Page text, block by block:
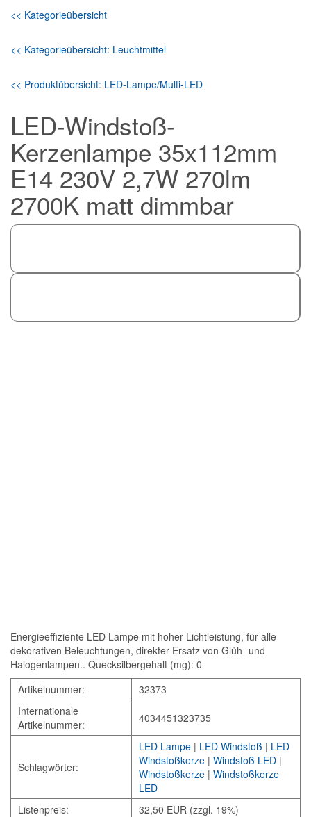
<< Kategorieübersicht
<< Kategorieübersicht: Leuchtmittel
<< Produktübersicht: LED-Lampe/Multi-LED
LED-Windstoß-
Kerzenlampe 35x112mm
E14 230V 2,7W 270lm
2700K matt dimmbar
Energieeffiziente LED Lampe mit hoher Lichtleistung, für alle
dekorativen Beleuchtungen, direkter Ersatz von Glüh- und
Halogenlampen.. Quecksilbergehalt (mg): 0
Artikelnummer:
32373
Internationale
Artikelnummer:
4034451323735
Schlagwörter:
LED Lampe | LED Windstoß | LED
Windstoßkerze | Windstoß LED |
Windstoßkerze | Windstoßkerze
LED
Listenpreis:
32,50 EUR (zzgl. 19%)